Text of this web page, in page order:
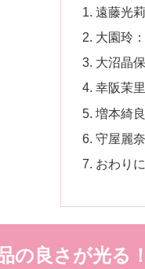
遠藤光
大園玲
大沼晶
幸阪茉
増本綺
守屋麗
おわりに
の良さが光る！